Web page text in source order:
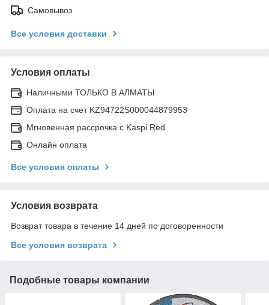
Самовывоз
Все условия доставки
Условия оплаты
Наличными ТОЛЬКО В АЛМАТЫ
Оплата на счет KZ94722S000044879953
Мгновенная рассрочка с Kaspi Red
Онлайн оплата
Все условия оплаты
Условия возврата
Возврат товара в течение 14 дней по договоренности
Все условия возврата
Подобные товары компании